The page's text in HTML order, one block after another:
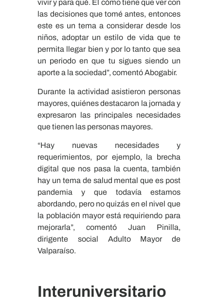
vivir y para qué. El cómo tiene que ver con
las decisiones que tomé antes, entonces
este es un tema a considerar desde los
niños, adoptar un estilo de vida que te
permita llegar bien y por lo tanto que sea
un periodo en que tu sigues siendo un
aporte a la sociedad”, comentó Abogabir.
Durante la actividad asistieron personas
mayores, quiénes destacaron la jornada y
expresaron las principales necesidades
que tienen las personas mayores.
“Hay nuevas necesidades y
requerimientos, por ejemplo, la brecha
digital que nos pasa la cuenta, también
hay un tema de salud mental que es post
pandemia y que todavía estamos
abordando, pero no quizás en el nivel que
la población mayor está requiriendo para
mejorarla”, comentó Juan Pinilla,
dirigente social Adulto Mayor de
Valparaíso.
Interuniversitario